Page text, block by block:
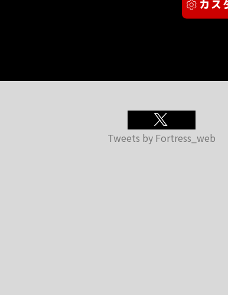
Tweets by Fortress_web